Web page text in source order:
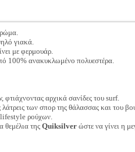
γιακά.
με φερμουάρ.
100% ανακυκλωμένο πολυεστέρα.
αρχικά σανίδες του surf.
των σπορ της θάλασσας και του
lifestyle ρούχων.
θεμέλια της Quiksilver ώστε να γίνει η